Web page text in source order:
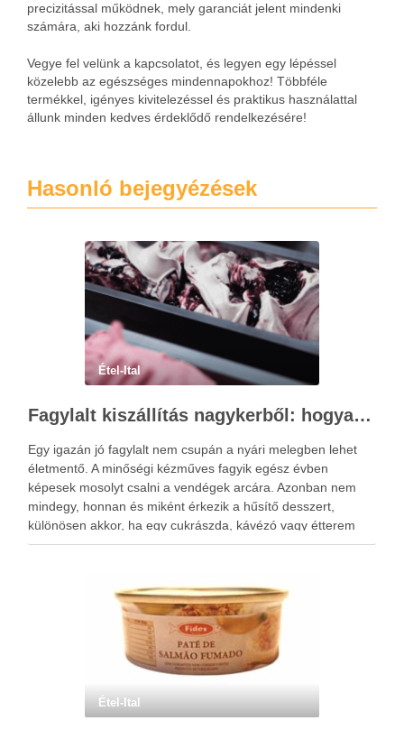
precizitással működnek, mely garanciát jelent mindenki
számára, aki hozzánk fordul.
Vegye fel velünk a kapcsolatot, és legyen egy lépéssel
közelebb az egészséges mindennapokhoz! Többféle
termékkel, igényes kivitelezéssel és praktikus használattal
állunk minden kedves érdeklődő rendelkezésére!
Hasonló bejegyézések
Étel-Ital
Fagylalt kiszállítás nagykerből: hogyan garantált a frissesség és az ízélmény?
Egy igazán jó fagylalt nem csupán a nyári melegben lehet
életmentő. A minőségi kézműves fagyik egész évben
képesek mosolyt csalni a vendégek arcára. Azonban nem
mindegy, honnan és miként érkezik a hűsítő desszert,
különösen akkor, ha egy cukrászda, kávézó vagy étterem
kínálatáról van szó. A prémium élményhez ugyanis nem elég
Étel-Ital